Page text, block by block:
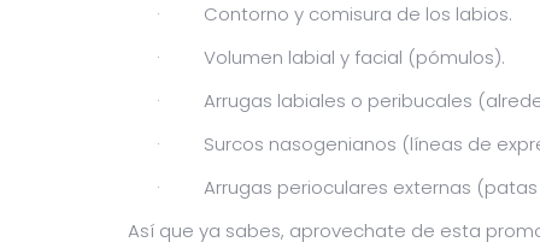
· Contorno y comisura de los labios.
· Volumen labial y facial (pómulos).
· Arrugas labiales o peribucales
· Surcos nasogenianos (líneas de
· Arrugas perioculares externas (patas
Así que ya sabes, aprovechate de esta